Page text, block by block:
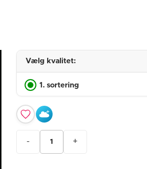
Vælg kvalitet:
1. sortering
- +